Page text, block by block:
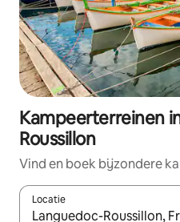
Kampeerterreinen
Roussillon
Vind en boek bijzondere
Locatie
Wanneer er suggesties